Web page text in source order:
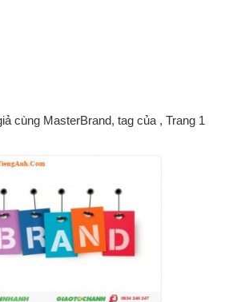
cùng MasterBrand, tag của , Trang 1